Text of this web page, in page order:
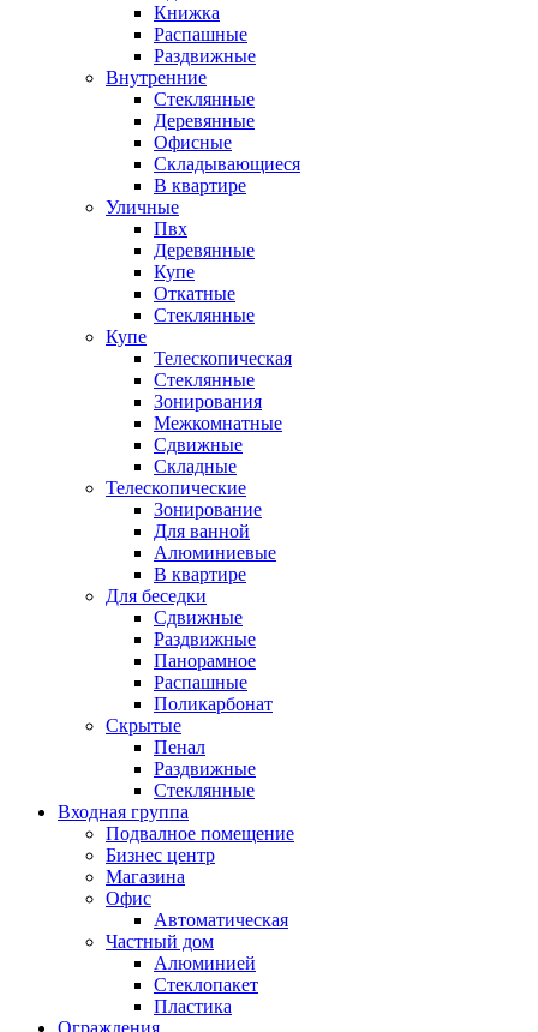
Книжка
Распашные
Раздвижные
Внутренние
Стеклянные
Деревянные
Офисные
Складывающиеся
В квартире
Уличные
Пвх
Деревянные
Купе
Откатные
Стеклянные
Купе
Телескопическая
Стеклянные
Зонирования
Межкомнатные
Сдвижные
Складные
Телескопические
Зонирование
Для ванной
Алюминиевые
В квартире
Для беседки
Сдвижные
Раздвижные
Панорамное
Распашные
Поликарбонат
Скрытые
Пенал
Раздвижные
Стеклянные
Входная группа
Подвалное помещение
Бизнес центр
Магазина
Офис
Автоматическая
Частный дом
Алюминией
Стеклопакет
Пластика
Ограждения